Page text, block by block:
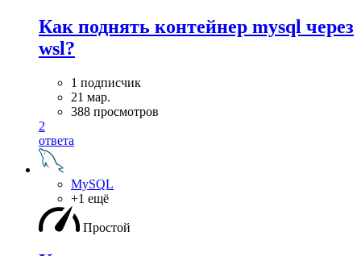
Как поднять контейнер mysql через
wsl?
1 подписчик
21 мар.
388 просмотров
2
ответа
MySQL
+1 ещё
Простой